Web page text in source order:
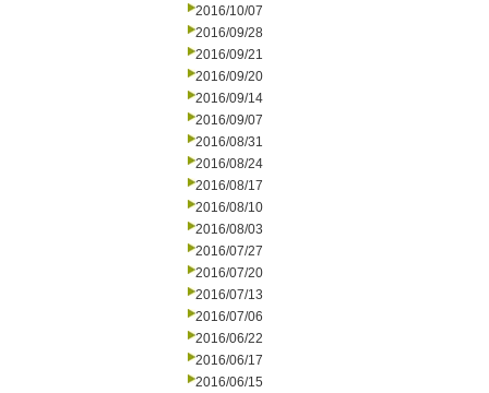
2016/10/07
2016/09/28
2016/09/21
2016/09/20
2016/09/14
2016/09/07
2016/08/31
2016/08/24
2016/08/17
2016/08/10
2016/08/03
2016/07/27
2016/07/20
2016/07/13
2016/07/06
2016/06/22
2016/06/17
2016/06/15